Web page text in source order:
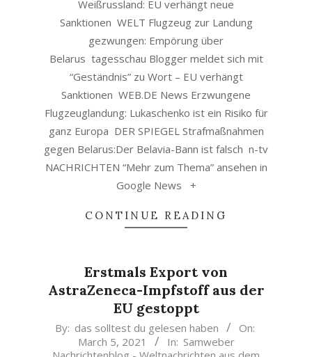
Weißrussland: EU verhängt neue
Sanktionen WELT Flugzeug zur Landung
gezwungen: Empörung über
Belarus tagesschau Blogger meldet sich mit
“Geständnis” zu Wort – EU verhängt
Sanktionen WEB.DE News Erzwungene
Flugzeuglandung: Lukaschenko ist ein Risiko für
ganz Europa DER SPIEGEL Strafmaßnahmen
gegen Belarus:Der Belavia-Bann ist falsch n-tv
NACHRICHTEN “Mehr zum Thema” ansehen in
Google News +
CONTINUE READING
Erstmals Export von
AstraZeneca-Impfstoff aus der
EU gestoppt
2021-
By: das solltest du gelesen haben
On:
March 5, 2021
In: Samweber